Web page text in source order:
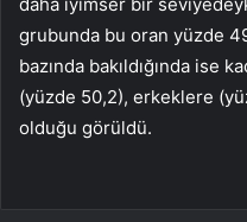
grubunda bu oran yüzde
bazında bakıldığında ise
(yüzde 50,2), erkeklere
olduğu görüldü.